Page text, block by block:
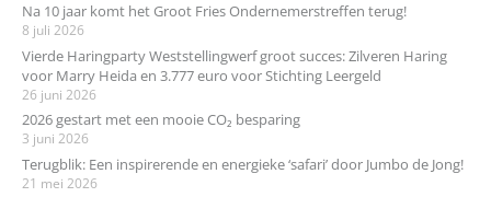
Na 10 jaar komt het Groot Fries Ondernemerstreffen terug!
8 juli 2026
Vierde Haringparty Weststellingwerf groot succes: Zilveren Haring
voor Marry Heida en 3.777 euro voor Stichting Leergeld
26 juni 2026
2026 gestart met een mooie CO₂ besparing
3 juni 2026
Terugblik: Een inspirerende en energieke ‘safari’ door Jumbo de Jong!
21 mei 2026